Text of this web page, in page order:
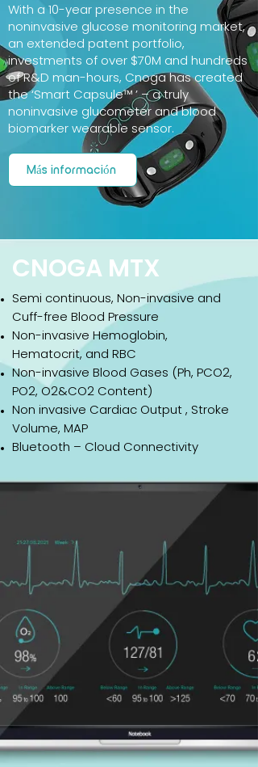
With a 10-year presence in the
noninvasive glucose monitoring market,
an extended patent portfolio,
investments of over $70M and hundreds
of R&D man-hours, Cnoga has created
the ‘Smart Capsule™ ’ – a truly
noninvasive glucometer and blood
biomarker wearable sensor.
Más información
CNOGA MTX
Semi continuous, Non-invasive and
Cuff-free Blood Pressure
Non-invasive Hemoglobin,
Hematocrit, and RBC
Non-invasive Blood Gases (Ph, PCO2,
PO2, O2&CO2 Content)
Non invasive Cardiac Output , Stroke
Volume, MAP
Bluetooth – Cloud Connectivity